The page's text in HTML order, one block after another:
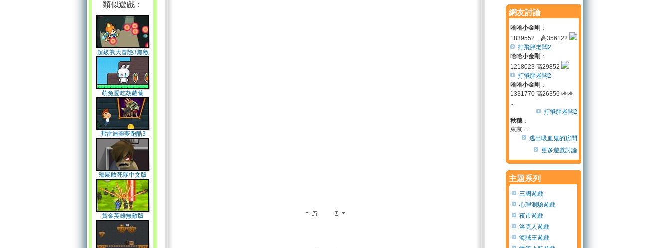
類似遊戲：
超級熊大冒險3無敵
版
萌兔愛吃胡蘿蔔
弗雷迪噩夢跑酷3
殭屍敢死隊中文版
賞金英雄無敵版
網友討論
哈哈小金剛 ：
1839552 ...高356122
打飛胖老闆2
哈哈小金剛 ：
1218023 高29852
打飛胖老闆2
哈哈小金剛 ：
1331770 高26356 哈哈
...
打飛胖老闆2
秋穗：
東京 ...
逃出吸血鬼的房間
更多遊戲討論
主題系列
三國遊戲
心理測驗遊戲
夜市遊戲
洛克人遊戲
海賊王遊戲